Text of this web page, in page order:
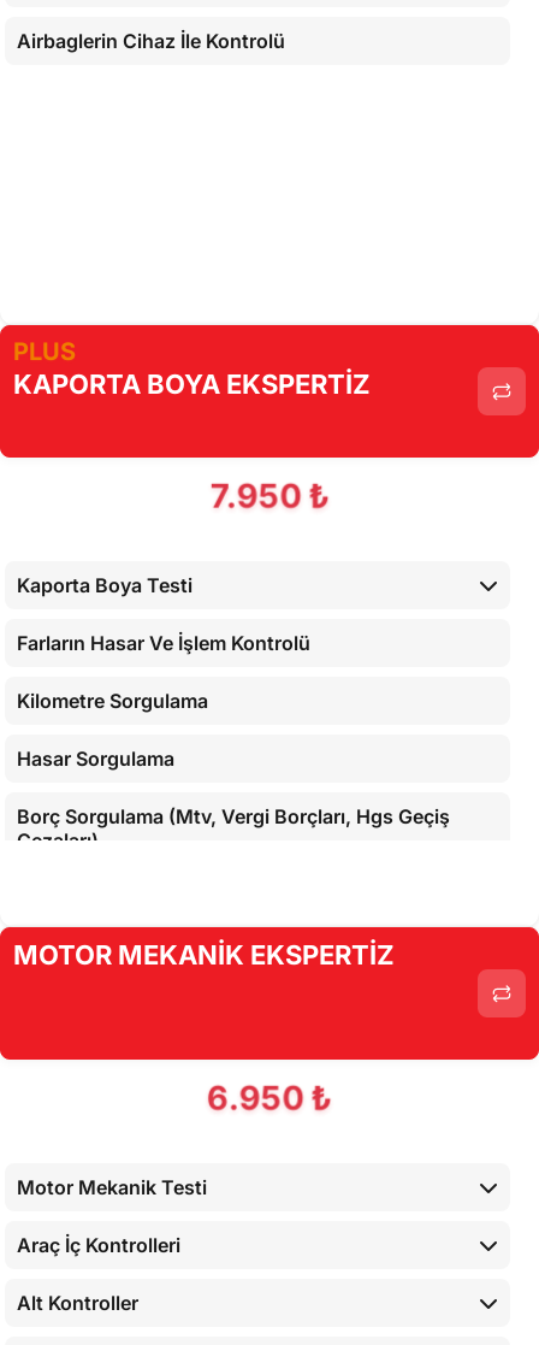
Airbaglerin Cihaz İle Kontrolü
PLUS
KAPORTA BOYA EKSPERTİZ
7.950 ₺
Kaporta Boya Testi
Farların Hasar Ve İşlem Kontrolü
Kilometre Sorgulama
Hasar Sorgulama
Borç Sorgulama (Mtv, Vergi Borçları, Hgs Geçiş
Cezaları)
MOTOR MEKANİK EKSPERTİZ
6.950 ₺
Motor Mekanik Testi
Araç İç Kontrolleri
Alt Kontroller